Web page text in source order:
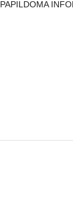
PAPILDOMA